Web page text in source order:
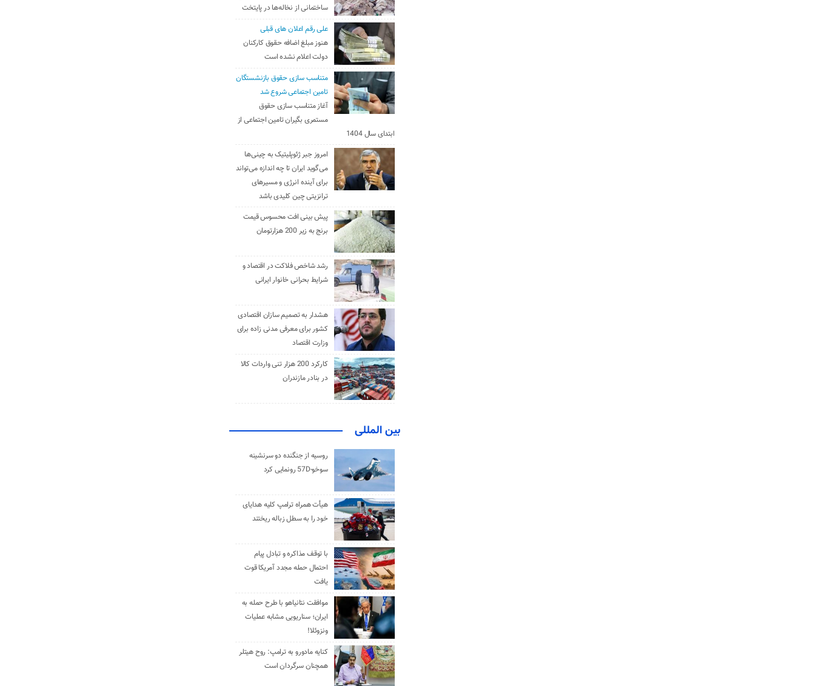
ساختمانی از نخاله‌ها در پایتخت
علی رقم اعلان های قبلی
هنوز مبلغ اضافه حقوق کارکنان
دولت اعلام نشده است
متناسب سازی حقوق بازنشستگان
تامین اجتماعی شروع شد
آغاز متناسب سازی حقوق
مستمری بگیران تامین اجتماعی از
ابتدای سال 1404
امروز جبر ژئوپلیتیک به چینی‌ها
می‌گوید ایران تا چه اندازه می‌تواند
برای آینده انرژی و مسیرهای
ترانزیتی چین کلیدی باشد
پیش بینی افت محسوس قیمت
برنج به زیر 200 هزارتومان
رشد شاخص فلاکت در اقتصاد و
شرایط بحرانی خانوار ایرانی
هشدار به تصمیم سازان اقتصادی
کشور برای معرفی مدنی زاده برای
وزارت اقتصاد
کارکرد 200 هزار تنی واردات کالا
در بنادر مازندران
بین المللی
روسیه از جنگنده دو سرنشینه
سوخو-57D رونمایی کرد
هیأت همراه ترامپ کلیه هدایای
خود را به سطل زباله ریختند
با توقف مذاکره و تبادل پیام
احتمال حمله مجدد آمریکا قوت
یافت
موافقت نتانیاهو با طرح حمله به
ایران؛ سناریویی مشابه عملیات
ونزوئلا!
کنایه مادورو به ترامپ: روح هیتلر
همچنان سرگردان است